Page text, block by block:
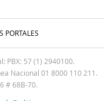
PORTALES
PBX: 57 (1) 2940100.
Nacional 01 8000 110 211.
# 68B-70.